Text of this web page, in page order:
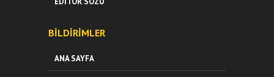
BILDIRIMLER
ANA SAYFA